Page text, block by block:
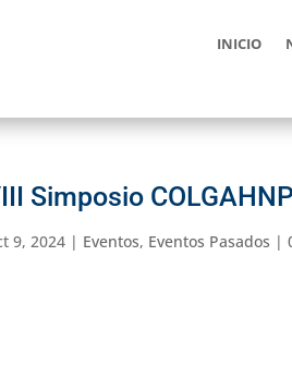
INICIO
Simposio COLGAHNP
9, 2024 | Eventos, Eventos Pasados |